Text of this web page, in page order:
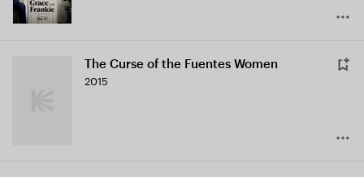
The Curse of the Fuentes Women
2015